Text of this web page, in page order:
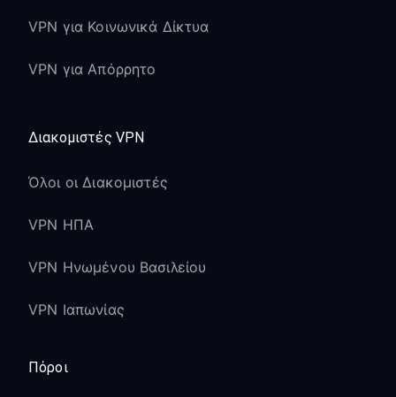
VPN για Κοινωνικά Δίκτυα
VPN για Απόρρητο
Διακομιστές VPN
Όλοι οι Διακομιστές
VPN ΗΠΑ
VPN Ηνωμένου Βασιλείου
VPN Ιαπωνίας
Πόροι